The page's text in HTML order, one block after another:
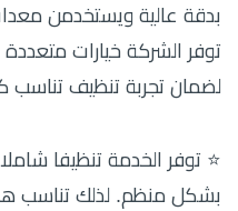
بدقة عالية ويستخدمن
توفر الشركة خيارات
لضمان تجربة تنظيف تناسب
⭐ توفر الخدمة تنظيفا
بشكل منظم. لذلك تناسب